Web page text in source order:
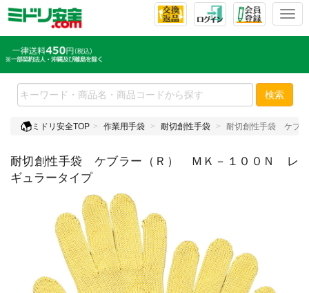
T
l
e
n
v
g
検索
ミドリ安全TOP 作業用手袋 耐切創性手袋 耐切創性手袋 ケブ
耐切創性手袋 ケブラー（Ｒ） ＭＫ－１００Ｎ レ
ギュラータイプ